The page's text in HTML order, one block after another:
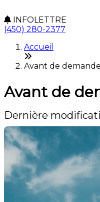
INFOLETTRE
(450) 280-2377
Accueil
Avant de
Avant de
Dernière